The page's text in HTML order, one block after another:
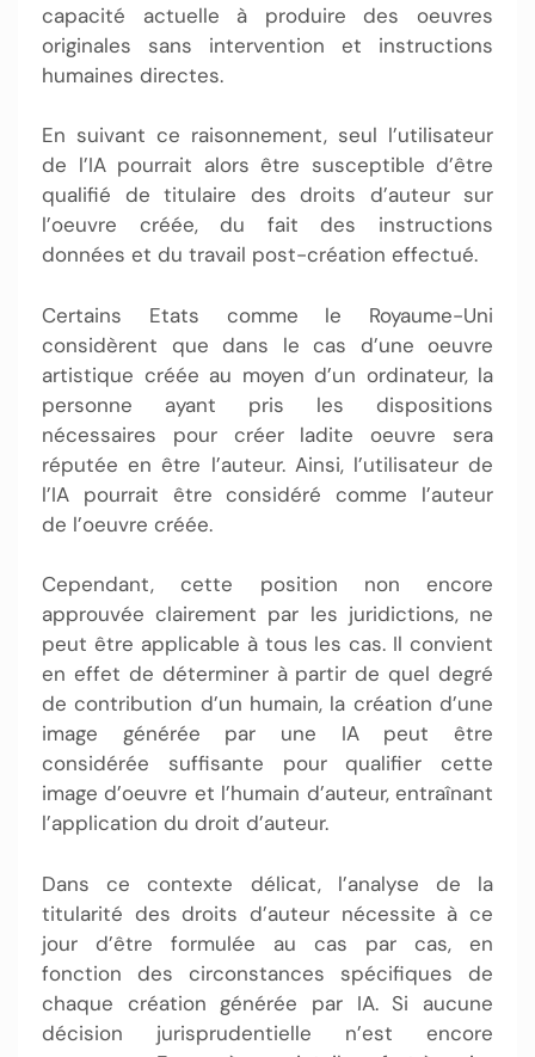
capacité actuelle à produire des oeuvres
originales sans intervention et instructions
humaines directes.
En suivant ce raisonnement, seul l’utilisateur
de l’IA pourrait alors être susceptible d’être
qualifié de titulaire des droits d’auteur sur
l’oeuvre créée, du fait des instructions
données et du travail post-création effectué.
Certains Etats comme le Royaume-Uni
considèrent que dans le cas d’une oeuvre
artistique créée au moyen d’un ordinateur, la
personne ayant pris les dispositions
nécessaires pour créer ladite oeuvre sera
réputée en être l’auteur. Ainsi, l’utilisateur de
l’IA pourrait être considéré comme l’auteur
de l’oeuvre créée.
Cependant, cette position non encore
approuvée clairement par les juridictions, ne
peut être applicable à tous les cas. Il convient
en effet de déterminer à partir de quel degré
de contribution d’un humain, la création d’une
image générée par une IA peut être
considérée suffisante pour qualifier cette
image d’oeuvre et l’humain d’auteur, entraînant
l’application du droit d’auteur.
Dans ce contexte délicat, l’analyse de la
titularité des droits d’auteur nécessite à ce
jour d’être formulée au cas par cas, en
fonction des circonstances spécifiques de
chaque création générée par IA. Si aucune
décision jurisprudentielle n’est encore